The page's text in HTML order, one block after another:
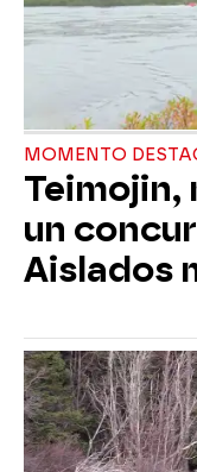
MOMENTO
Teimojin,
un
Aislados